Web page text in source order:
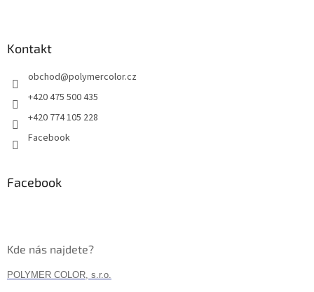
Kontakt
obchod@polymercolor.cz
+420 475 500 435
+420 774 105 228
Facebook
Facebook
Kde nás najdete?
POLYMER COLOR, s.r.o.